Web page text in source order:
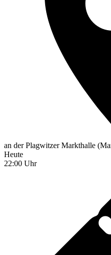
an der Plagwitzer Markthalle
Heute
22:00 Uhr